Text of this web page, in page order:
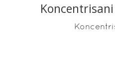
READ